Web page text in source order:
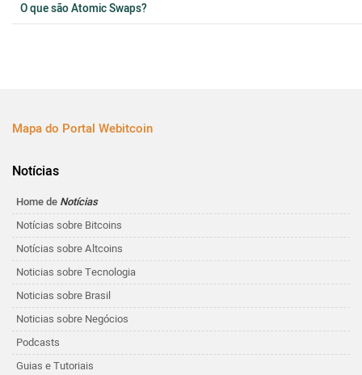
O que são Atomic Swaps?
Mapa do Portal Webitcoin
Notícias
Home de Notícias
Notícias sobre Bitcoins
Notícias sobre Altcoins
Noticias sobre Tecnologia
Noticias sobre Brasil
Noticias sobre Negócios
Podcasts
Guias e Tutoriais